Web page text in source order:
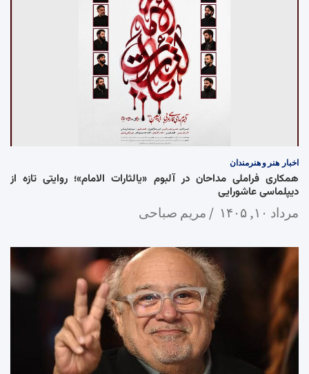
اخبار هنر و هنرمندان
همکاری فراملی مداحان در آلبوم «یالثارات الامام»؛ روایتی تازه از
دیپلماسی عاشورایی
مرداد ۱۰, ۱۴۰۵ مریم صباحی